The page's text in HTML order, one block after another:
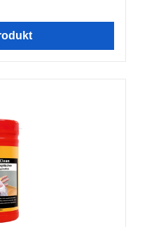
Fliesenlackierte